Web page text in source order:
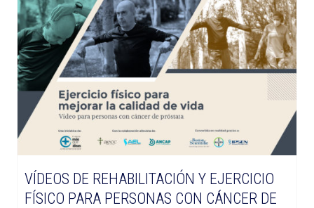
VÍDEOS DE REHABILITACIÓN Y EJERCICIO
FÍSICO PARA PERSONAS CON CÁNCER DE